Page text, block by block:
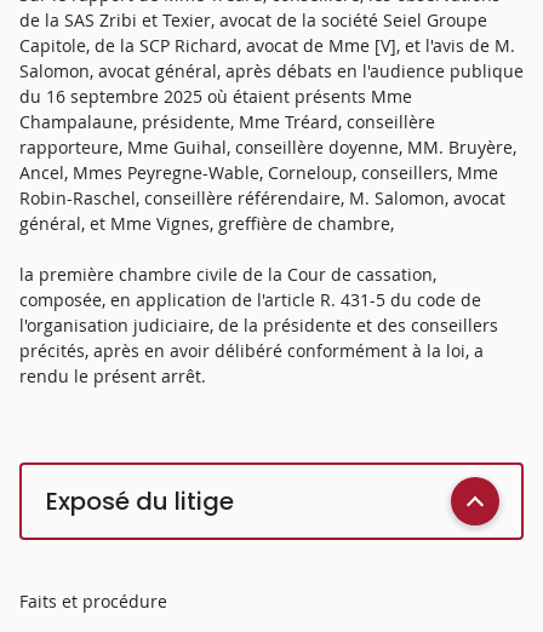
de la SAS Zribi et Texier, avocat de la société Seiel Groupe
Capitole, de la SCP Richard, avocat de Mme [V], et l'avis de M.
Salomon, avocat général, après débats en l'audience publique
du 16 septembre 2025 où étaient présents Mme
Champalaune, présidente, Mme Tréard, conseillère
rapporteure, Mme Guihal, conseillère doyenne, MM. Bruyère,
Ancel, Mmes Peyregne-Wable, Corneloup, conseillers, Mme
Robin-Raschel, conseillère référendaire, M. Salomon, avocat
général, et Mme Vignes, greffière de chambre,
la première chambre civile de la Cour de cassation,
composée, en application de l'article R. 431-5 du code de
l'organisation judiciaire, de la présidente et des conseillers
précités, après en avoir délibéré conformément à la loi, a
rendu le présent arrêt.
Exposé du litige
Faits et procédure